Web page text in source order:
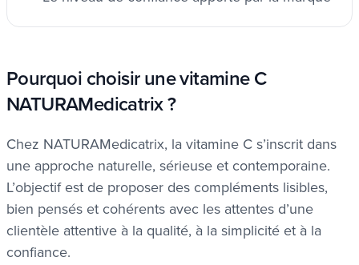
Pourquoi choisir une vitamine C
NATURAMedicatrix ?
Chez NATURAMedicatrix, la vitamine C s’inscrit dans
une approche naturelle, sérieuse et contemporaine.
L’objectif est de proposer des compléments lisibles,
bien pensés et cohérents avec les attentes d’une
clientèle attentive à la qualité, à la simplicité et à la
confiance.